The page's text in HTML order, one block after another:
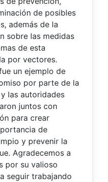
de posibles
además de la
sobre las medidas
de esta
por vectores.
un ejemplo de
por parte de la
las autoridades
juntos con
para crear
de
y prevenir la
Agradecemos a
por su valioso
seguir trabajando